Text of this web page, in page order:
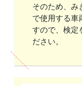
そのため、み
で使用する車
すので、検定
ださい。